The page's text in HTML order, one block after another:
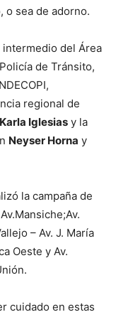
o sea de adorno.
intermedio del Área
de Tránsito,
regional de
Karla Iglesias y la
Neyser Horna y
la campaña de
– Av. J. María
Oeste y Av.
cuidado en estas